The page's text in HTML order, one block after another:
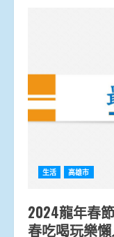
生活 高雄市
2024龍年春
春吃喝玩樂懶